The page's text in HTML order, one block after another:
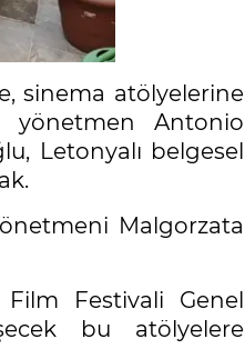
sinema atölyelerine
yönetmen Antonio
Letonyalı belgesel
Malgorzata
Film Festivali Genel
bu atölyelere